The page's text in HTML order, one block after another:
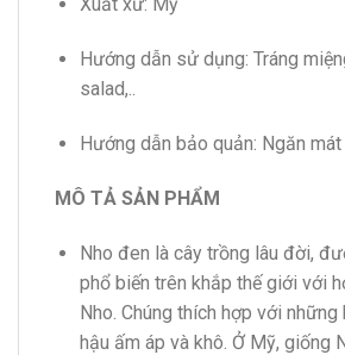
Xuất xứ: Mỹ
Hướng dẫn sử dụng: Tráng
salad,..
Hướng dẫn bảo quản: Ngăn
MÔ TẢ SẢN PHẨM
Nho đen là cây trồng lâu đời,
phổ biến trên khắp thế giới với
Nho. Chúng thích hợp với
hậu ấm áp và khô. Ở Mỹ, giống